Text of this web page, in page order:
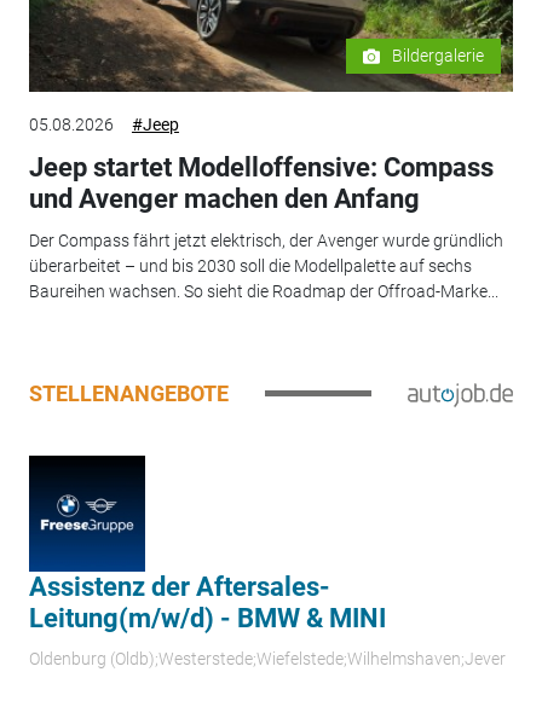
Bildergalerie
05.08.2026 #Jeep
Jeep startet Modelloffensive: Compass
und Avenger machen den Anfang
Der Compass fährt jetzt elektrisch, der Avenger wurde gründlich
überarbeitet – und bis 2030 soll die Modellpalette auf sechs
Baureihen wachsen. So sieht die Roadmap der Offroad-Marke...
STELLENANGEBOTE
Assistenz der Aftersales-
Leitung(m/w/d) - BMW & MINI
Oldenburg (Oldb);Westerstede;Wiefelstede;Wilhelmshaven;Jever